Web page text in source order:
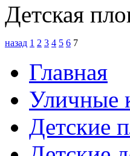
Детская
назад 1 2 3 4 5 6 7
Главная
Уличные
Детские